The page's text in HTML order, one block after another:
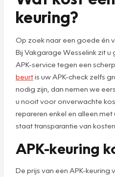
keuring?
Op zoek naar een goede én
Bij Vakgarage Wesselink zit
APK-service tegen een
beurtis uw APK-check zelfs
nodig zijn, dan nemen we
u nooit voor onverwachte
repareren enkel en alleen
staat transparantie van
APK-keuring
De prijs van een APK-keuring